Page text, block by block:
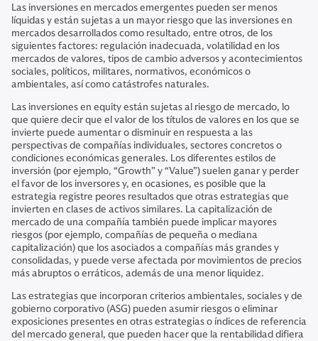
Las inversiones en mercados emergentes pueden ser menos
líquidas y están sujetas a un mayor riesgo que las inversiones en
mercados desarrollados como resultado, entre otros, de los
siguientes factores: regulación inadecuada, volatilidad en los
mercados de valores, tipos de cambio adversos y acontecimientos
sociales, políticos, militares, normativos, económicos o
ambientales, así como catástrofes naturales.
Las inversiones en equity están sujetas al riesgo de mercado, lo
que quiere decir que el valor de los títulos de valores en los que se
invierte puede aumentar o disminuir en respuesta a las
perspectivas de compañías individuales, sectores concretos o
condiciones económicas generales. Los diferentes estilos de
inversión (por ejemplo, “Growth” y “Value”) suelen ganar y perder
el favor de los inversores y, en ocasiones, es posible que la
estrategia registre peores resultados que otras estrategias que
invierten en clases de activos similares. La capitalización de
mercado de una compañía también puede implicar mayores
riesgos (por ejemplo, compañías de pequeña o mediana
capitalización) que los asociados a compañías más grandes y
consolidadas, y puede verse afectada por movimientos de precios
más abruptos o erráticos, además de una menor liquidez.
Las estrategias que incorporan criterios ambientales, sociales y de
gobierno corporativo (ASG) pueden asumir riesgos o eliminar
exposiciones presentes en otras estrategias o índices de referencia
del mercado general, que pueden hacer que la rentabilidad difiera